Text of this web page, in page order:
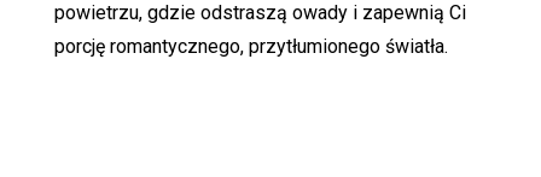
powietrzu, gdzie odstraszą owady i zapewnią Ci
porcję romantycznego, przytłumionego światła.